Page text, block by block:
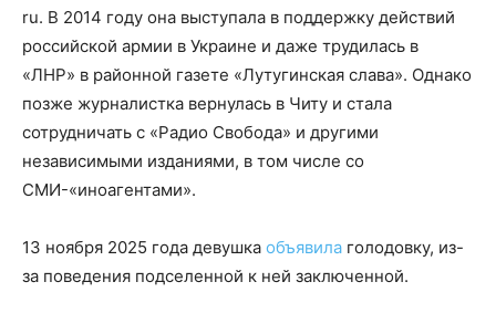
ru. В 2014 году она выступала в поддержку действий
российской армии в Украине и даже трудилась в
«ЛНР» в районной газете «Лутугинская слава». Однако
позже журналистка вернулась в Читу и стала
сотрудничать с «Радио Свобода» и другими
независимыми изданиями, в том числе со
СМИ-«иноагентами».
13 ноября 2025 года девушка объявила голодовку, из-
за поведения подселенной к ней заключенной.